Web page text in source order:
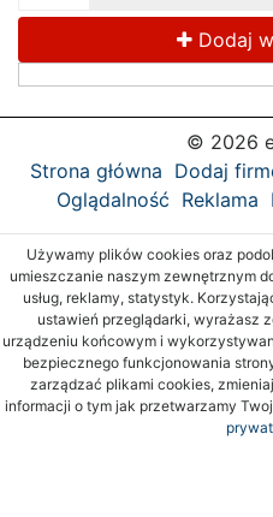
Dodaj
© 2026
Strona główna Dodaj
Oglądalność Reklama
Używamy plików cookies oraz
umieszczanie naszym zewnętrznym
usług, reklamy, statystyk.
ustawień przeglądarki, wyrażasz
urządzeniu końcowym i
bezpiecznego funkcjonowania
zarządzać plikami cookies,
informacji o tym jak przetwarzamy